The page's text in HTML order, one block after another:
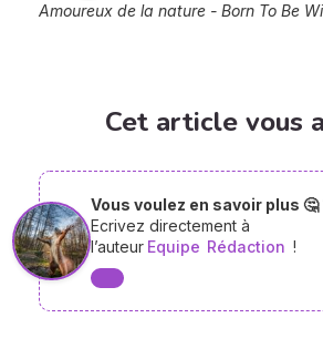
Amoureux de la nature - Born To Be
Cet article vous
Vous voulez en savoir plus 🤔
Ecrivez directement à
l’auteur Equipe Rédaction !